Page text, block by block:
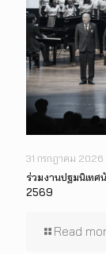
31 กรกฎาคม 2026
ร่วมงานปฐมนิเท
2569
Read